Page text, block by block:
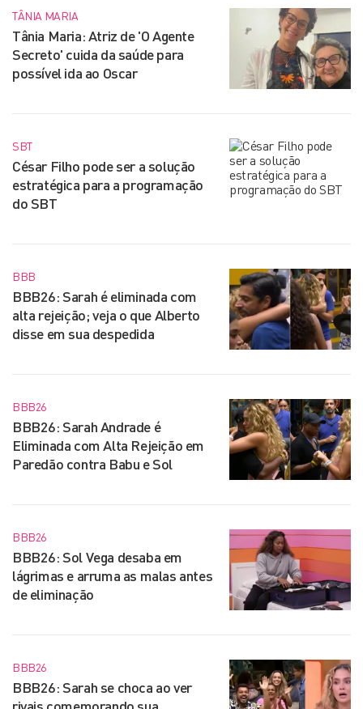
TÂNIA MARIA
Tânia Maria: Atriz de 'O Agente
Secreto' cuida da saúde para
possível ida ao Oscar
SBT
César Filho pode ser a solução
estratégica para a programação
do SBT
BBB
BBB26: Sarah é eliminada com
alta rejeição; veja o que Alberto
disse em sua despedida
BBB26
BBB26: Sarah Andrade é
Eliminada com Alta Rejeição em
Paredão contra Babu e Sol
BBB26
BBB26: Sol Vega desaba em
lágrimas e arruma as malas antes
de eliminação
BBB26
BBB26: Sarah se choca ao ver